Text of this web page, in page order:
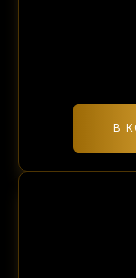
В